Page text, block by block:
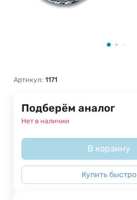
Артикул: 1171
Подберём аналог
Нет в наличии
В корзину
Купить быстро